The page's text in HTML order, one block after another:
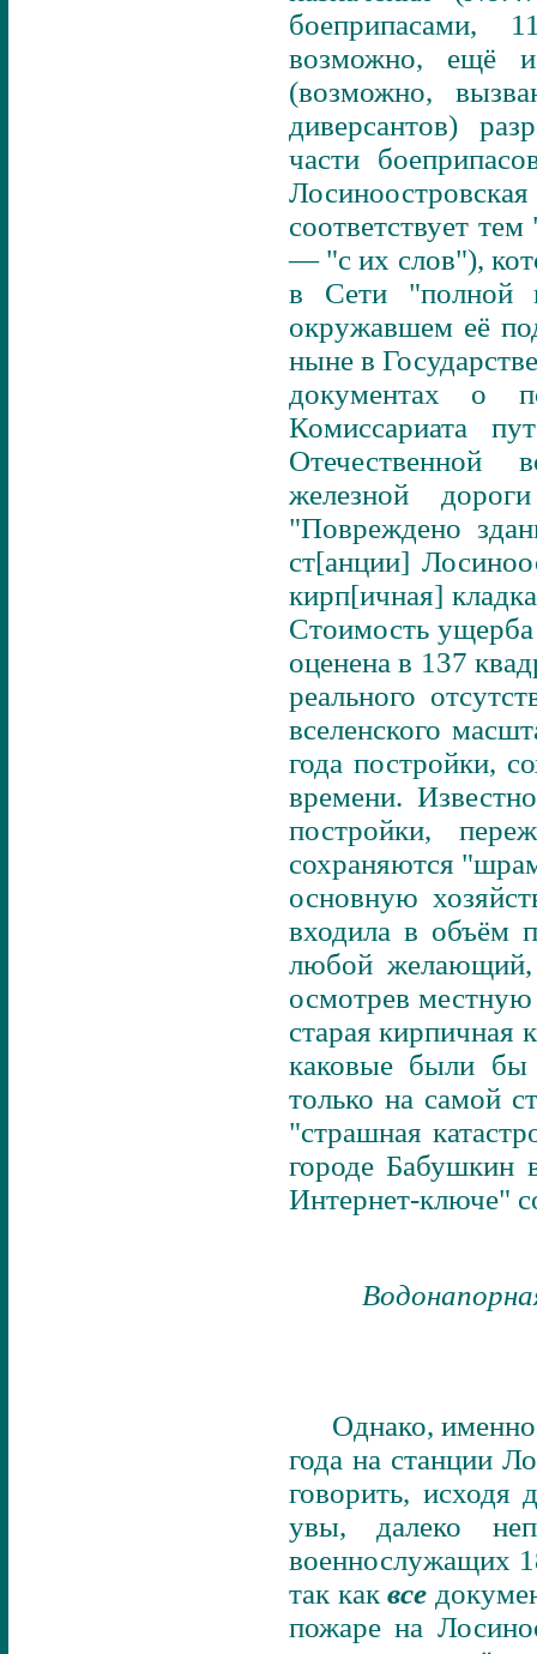
боеприпасами,
возможно, ещё и
(возможно,
диверсантов)
части
соответствует
— "с их слов"),
в Сети "полной
окружавшем её
ныне в
документах о
Комиссариата
Отечественной
железной
"Повреждено
ст[анции]
кирп[ичная]
Стоимость
оценена в 137
реального
вселенского
года постройки,
времени.
постройки,
сохраняются
основную
входила в объём
любой желающий,
осмотрев местную
старая кирпичная
каковые были бы
только на самой
"страшная
городе Бабушкин
Интернет-ключе"
Однако,
года на станции
говорить, исходя
увы, далеко
военнослужащих
так каквсе
пожаре на